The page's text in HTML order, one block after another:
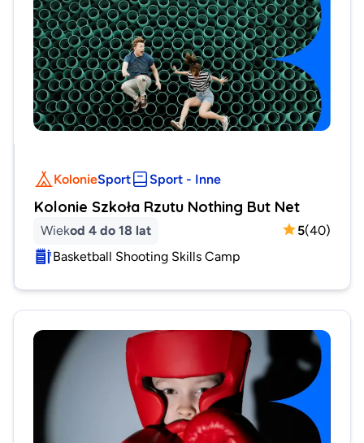
KolonieSport Sport - Inne
Kolonie Szkoła Rzutu Nothing But Net
Wiekod 4 do 18 lat 5(40)
Basketball Shooting Skills Camp